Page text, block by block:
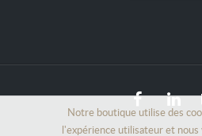
Notre boutique utilise des
l'expérience utilisateur et nous